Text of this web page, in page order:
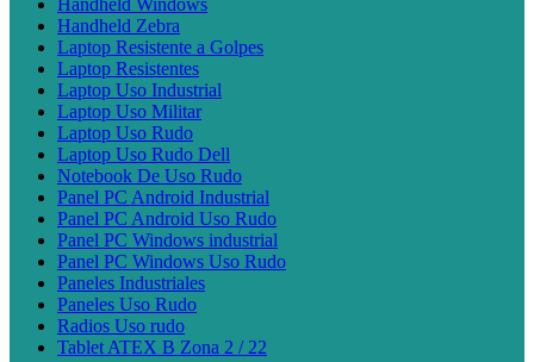
Handheld Windows
Handheld Zebra
Laptop Resistente a Golpes
Laptop Resistentes
Laptop Uso Industrial
Laptop Uso Militar
Laptop Uso Rudo
Laptop Uso Rudo Dell
Notebook De Uso Rudo
Panel PC Android Industrial
Panel PC Android Uso Rudo
Panel PC Windows industrial
Panel PC Windows Uso Rudo
Paneles Industriales
Paneles Uso Rudo
Radios Uso rudo
Tablet ATEX B Zona 2 / 22